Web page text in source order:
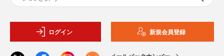
ログイン 新規会員登録